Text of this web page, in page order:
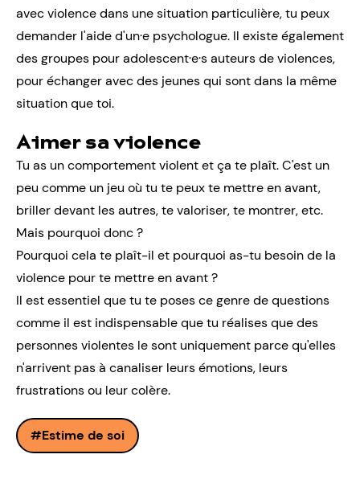
avec violence dans une situation particulière, tu peux
demander l'aide d'un·e psychologue. Il existe également
des groupes pour adolescent·e·s auteurs de violences,
pour échanger avec des jeunes qui sont dans la même
situation que toi.
Aimer sa violence
Tu as un comportement violent et ça te plaît. C'est un
peu comme un jeu où tu te peux te mettre en avant,
briller devant les autres, te valoriser, te montrer, etc.
Mais pourquoi donc ?
Pourquoi cela te plaît-il et pourquoi as-tu besoin de la
violence pour te mettre en avant ?
Il est essentiel que tu te poses ce genre de questions
comme il est indispensable que tu réalises que des
personnes violentes le sont uniquement parce qu'elles
n'arrivent pas à canaliser leurs émotions, leurs
frustrations ou leur colère.
Estime de soi